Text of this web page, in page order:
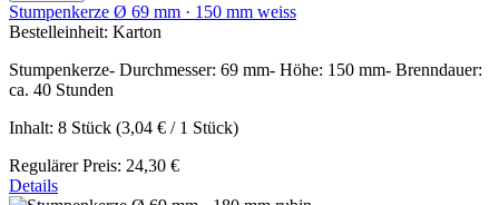
Stumpenkerze Ø 69 mm · 150 mm weiss
Bestelleinheit: Karton
Stumpenkerze- Durchmesser: 69 mm- Höhe: 150 mm- Brenndauer:
ca. 40 Stunden
Inhalt: 8 Stück (3,04 € / 1 Stück)
Regulärer Preis: 24,30 €
Details